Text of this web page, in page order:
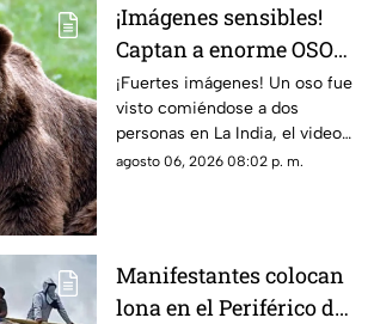
¡Imágenes sensibles!
Captan a enorme OSO
devorándose a dos
hermanos; filtran
VIDEO
¡Fuertes imágenes! Un oso fue
visto comiéndose a dos
personas en La India, el video
se ha vuelto viral en redes.
agosto 06, 2026 08:02 p. m.
Manifestantes colocan
lona en el Periférico de